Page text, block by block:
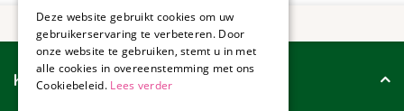
Klantenservice
Deze website gebruikt cookies om uw
gebruikerservaring te verbeteren. Door
onze website te gebruiken, stemt u in met
alle cookies in overeenstemming met ons
Cookiebeleid. Lees verder